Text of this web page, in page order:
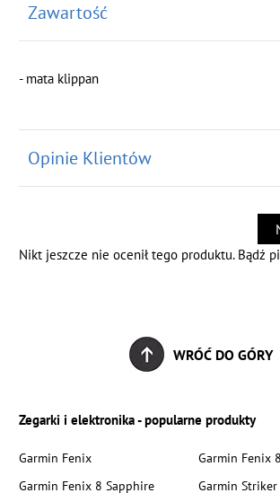
Zawartość
- mata klippan
Opinie Klientów
Nikt jeszcze nie ocenił tego produktu. Bądź
WRÓĆ DO GÓRY
Zegarki i elektronika - popularne produkty
Garmin Fenix
Garmin Fenix
Garmin Fenix 8 Sapphire
Garmin